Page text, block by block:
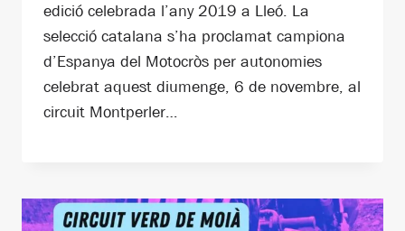
edició celebrada l’any 2019 a Lleó. La
selecció catalana s’ha proclamat campiona
d’Espanya del Motocròs per autonomies
celebrat aquest diumenge, 6 de novembre, al
circuit Montperler…